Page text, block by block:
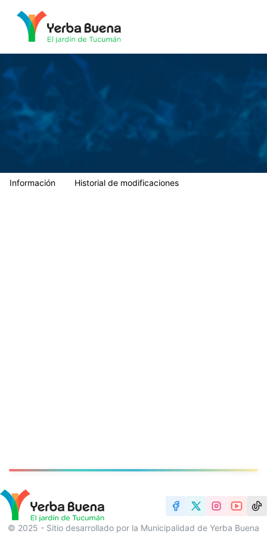
Información Historial de modificaciones
© 2025 - Sitio desarrollado por la Municipalidad de Yerba Buena